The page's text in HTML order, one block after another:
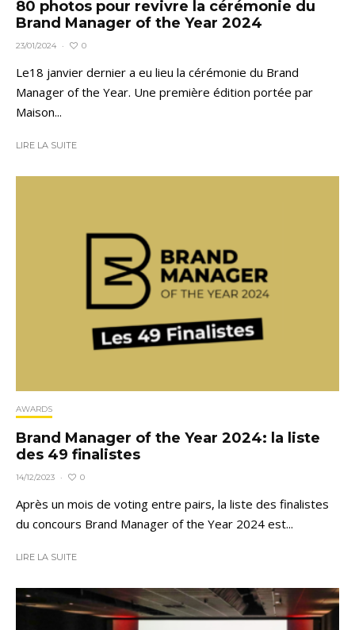
80 photos pour revivre la cérémonie du
Brand Manager of the Year 2024
23/01/2024 · 0
Le18 janvier dernier a eu lieu la cérémonie du Brand
Manager of the Year. Une première édition portée par
Maison...
LIRE LA SUITE
AWARDS
Brand Manager of the Year 2024: la liste
des 49 finalistes
14/12/2023 · 0
Après un mois de voting entre pairs, la liste des finalistes
du concours Brand Manager of the Year 2024 est...
LIRE LA SUITE